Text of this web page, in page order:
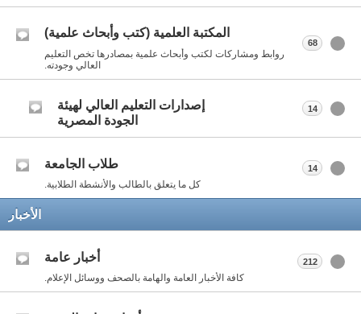
المكتبة العلمية (كتب وأبحاث علمية)
روابط ومشاركات لكتب وأبحاث علمية بمصادرها تخص التعليم
العالي وجودته.
68
إصدارات التعليم العالي لهيئة
الجودة المصرية
14
طلاب الجامعة
كل ما يتعلق بالطالب والأنشطة الطلابية.
14
الأخبار
أخبار عامة
كافة الأخبار العامة والهامة بالصحف ووسائل الإعلام.
212